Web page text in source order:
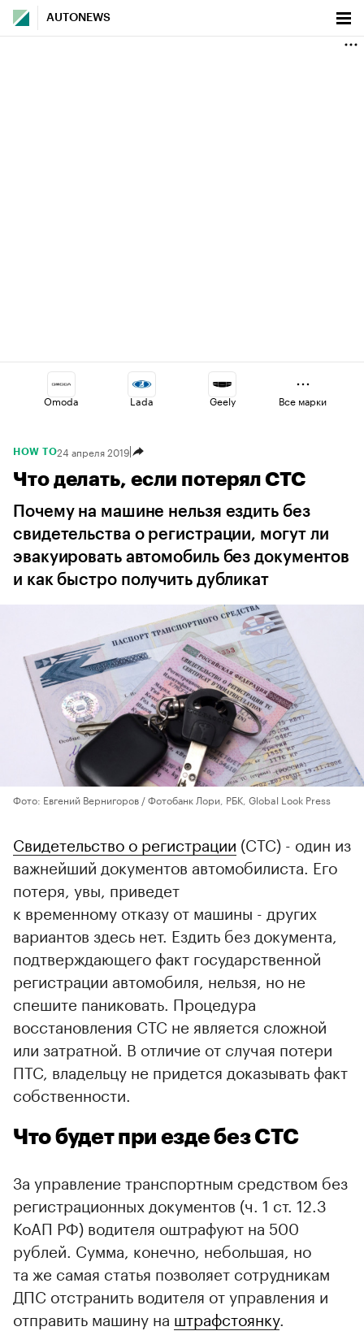
AUTONEWS
Omoda Lada Geely
Jaecoo Voyah
Esteo Haval Changan
Все марки
HOW TO24 апреля 2019
Что делать, если потерял СТС
Почему на машине нельзя ездить без
свидетельства о регистрации, могут ли
эвакуировать автомобиль без документов
и как быстро получить дубликат
Фото: Евгений Вернигоров / Фотобанк Лори, РБК, Global Look Press
Свидетельство о регистрации (СТС) - один из
важнейший документов автомобилиста. Его
потеря, увы, приведет
к временному отказу от машины - других
вариантов здесь нет. Ездить без документа,
подтверждающего факт государственной
регистрации автомобиля, нельзя, но не
спешите паниковать. Процедура
восстановления СТС не является сложной
или затратной. В отличие от случая потери
ПТС, владельцу не придется доказывать факт
собственности.
Что будет при езде без СТС
За управление транспортным средством без
регистрационных документов (ч. 1 ст. 12.3
КоАП РФ) водителя оштрафуют на 500
рублей. Сумма, конечно, небольшая, но
та же самая статья позволяет сотрудникам
ДПС отстранить водителя от управления и
отправить машину на штрафстоянку.